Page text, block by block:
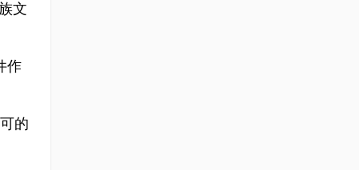
文
作
的